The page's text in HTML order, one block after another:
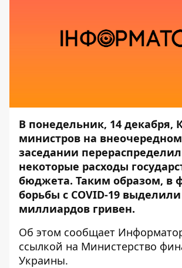
В понедельник, 14 декабря,
министров на внеочередном
заседании перераспределил
некоторые расходы
бюджета. Таким образом, в
борьбы с COVID-19
миллиардов гривен.
Об этом сообщает
ссылкой на Министерство
Украины.